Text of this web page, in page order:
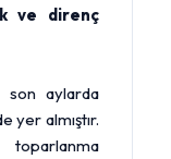
ve direnç
son aylarda
yer almıştır.